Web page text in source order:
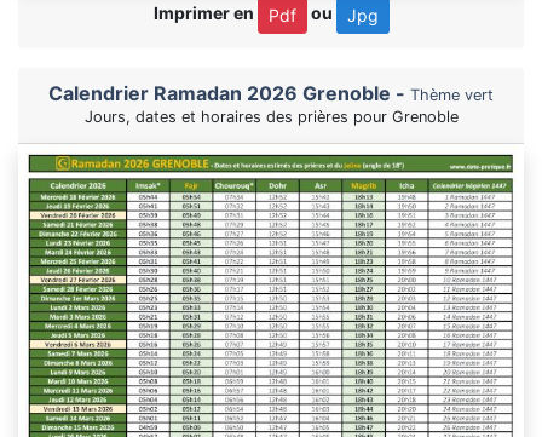
Imprimer en Pdf ou Jpg
Calendrier Ramadan 2026 Grenoble - Thème vert
Jours, dates et horaires des prières pour Grenoble